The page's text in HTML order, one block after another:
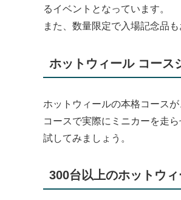
るイベントとなっています。
また、数量限定で入場記念品
ホットウィール コース
ホットウィールの本格コース
コースで実際にミニカーを走
試してみましょう。
300台以上のホットウ